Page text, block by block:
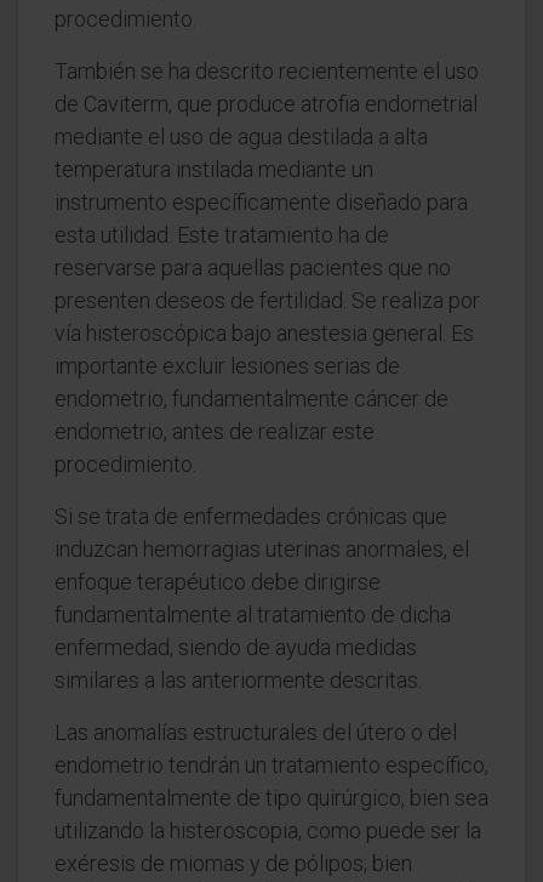
procedimiento.
También se ha descrito recientemente el uso
de Caviterm, que produce atrofia endometrial
mediante el uso de agua destilada a alta
temperatura instilada mediante un
instrumento específicamente diseñado para
esta utilidad. Este tratamiento ha de
reservarse para aquellas pacientes que no
presenten deseos de fertilidad. Se realiza por
vía histeroscópica bajo anestesia general. Es
importante excluir lesiones serias de
endometrio, fundamentalmente cáncer de
endometrio, antes de realizar este
procedimiento.
Si se trata de enfermedades crónicas que
induzcan hemorragias uterinas anormales, el
enfoque terapéutico debe dirigirse
fundamentalmente al tratamiento de dicha
enfermedad, siendo de ayuda medidas
similares a las anteriormente descritas.
Las anomalías estructurales del útero o del
endometrio tendrán un tratamiento específico,
fundamentalmente de tipo quirúrgico, bien sea
utilizando la histeroscopia, como puede ser la
exéresis de miomas y de pólipos; bien